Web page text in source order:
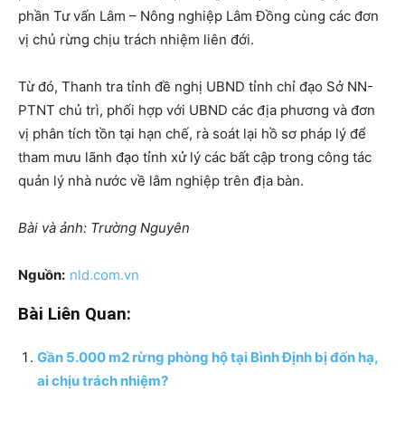
phần Tư vấn Lâm – Nông nghiệp Lâm Đồng cùng các đơn
vị chủ rừng chịu trách nhiệm liên đới.
Từ đó, Thanh tra tỉnh đề nghị UBND tỉnh chỉ đạo Sở NN-
PTNT chủ trì, phối hợp với UBND các địa phương và đơn
vị phân tích tồn tại hạn chế, rà soát lại hồ sơ pháp lý để
tham mưu lãnh đạo tỉnh xử lý các bất cập trong công tác
quản lý nhà nước về lâm nghiệp trên địa bàn.
Bài và ảnh: Trường Nguyên
Nguồn: nld.com.vn
Bài Liên Quan:
Gần 5.000 m2 rừng phòng hộ tại Bình Định bị đốn hạ,
ai chịu trách nhiệm?